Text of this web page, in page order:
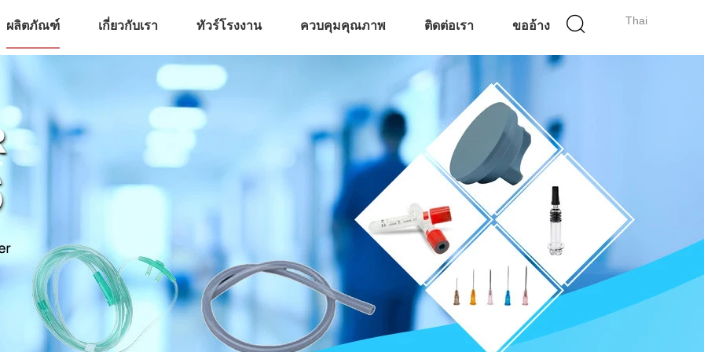
Thai
ผลิตภัณฑ์ เกี่ยวกับเรา ทัวร์โรงงาน ควบคุมคุณภาพ ติดต่อเรา ขออ้าง